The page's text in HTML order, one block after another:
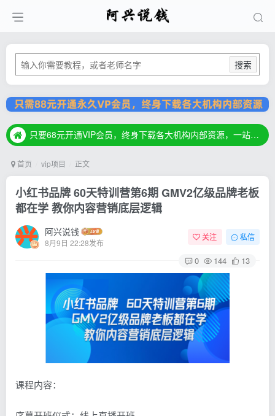
搜索
只要68元开通VIP会员，终身下载各大机构内部资源，一站式草根创业基地，最新最强网赚教程大全，小投入，大回报！
只要68元开通VIP会员，终身下载各大机构内部资源，一站式草根创业基地，最新最强网赚教程大全，小投入，大回报！
首页 vip项目 正文
小红书品牌 60天特训营第6期 GMV2亿级品牌老板
都在学 教你内容营销底层逻辑
阿兴说钱
8月9日 22:28发布
关注 私信
0 144 13
课程内容：